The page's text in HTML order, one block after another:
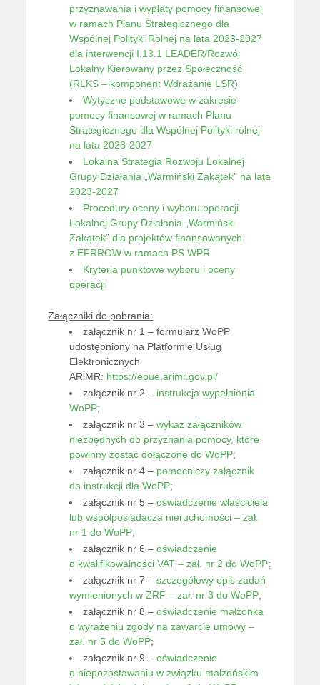
przyznawania i wypłaty pomocy finansowej
w ramach Planu Strategicznego dla
Wspólnej Polityki Rolnej na lata 2023-2027
dla interwencji I.13.1 LEADER/Rozwój
Lokalny Kierowany przez Społeczność
(RLKS – komponent Wdrażanie LSR)
Wytyczne podstawowe w zakresie
pomocy finansowej w ramach Planu
Strategicznego dla Wspólnej Polityki rolnej
na lata 2023-2027
Lokalna Strategia Rozwoju Lokalnej
Grupy Działania „Warmiński Zakątek” na lata
2023-2027
Procedury oceny i wyboru operacji
Lokalnej Grupy Działania „Warmiński
Zakątek” dla projektów finansowanych
z EFRROW w ramach PS WPR
Kryteria punktowe wyboru i oceny
operacji
Załączniki do pobrania:
załącznik nr 1 – formularz WoPP
udostępniony na Platformie Usług
Elektronicznych
ARiMR: https://epue.arimr.gov.pl/
załącznik nr 2 – instrukcja wypełnienia
WoPP;
załącznik nr 3 –wykaz załączników
niezbędnych do przyznania pomocy, które
powinny zostać dołączone do WoPP;
załącznik nr 4 – pomocniczy załącznik
do instrukcji dla WoPP;
załącznik nr 5 –oświadczenie właściciela
lub współposiadacza nieruchomości – zał.
nr 1 do WoPP;
załącznik nr 6 –oświadczenie
o kwalifikowalności VAT – zał. nr 2 do WoPP;
załącznik nr 7 –szczegółowy opis zadań
wymienionych w ZRF – zał. nr 3 do WoPP;
załącznik nr 8 –oświadczenie małżonka
o wyrażeniu zgody na zawarcie umowy –
zał. nr 5 do WoPP;
załącznik nr 9 –oświadczenie
o niepozostawaniu w związku małżeńskim